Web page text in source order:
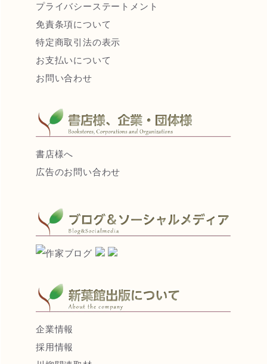
プライバシーステートメント
免責条項について
特定商取引法の表示
お支払いについて
お問い合わせ
書店様へ
広告のお問い合わせ
企業情報
採用情報